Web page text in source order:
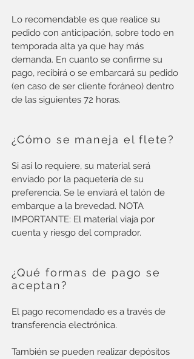
Lo recomendable es que realice su
pedido con anticipación, sobre todo en
temporada alta ya que hay más
demanda. En cuanto se confirme su
pago, recibirá o se embarcará su pedido
(en caso de ser cliente foráneo) dentro
de las siguientes 72 horas.
¿Cómo se maneja el flete?
Si así lo requiere, su material será
enviado por la paquetería de su
preferencia. Se le enviará el talón de
embarque a la brevedad. NOTA
IMPORTANTE: El material viaja por
cuenta y riesgo del comprador.
¿Qué formas de pago se
aceptan?
El pago recomendado es a través de
transferencia electrónica.
También se pueden realizar depósitos